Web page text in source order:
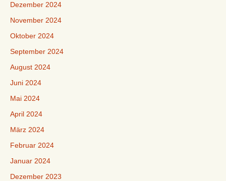
Dezember 2024
November 2024
Oktober 2024
September 2024
August 2024
Juni 2024
Mai 2024
April 2024
März 2024
Februar 2024
Januar 2024
Dezember 2023